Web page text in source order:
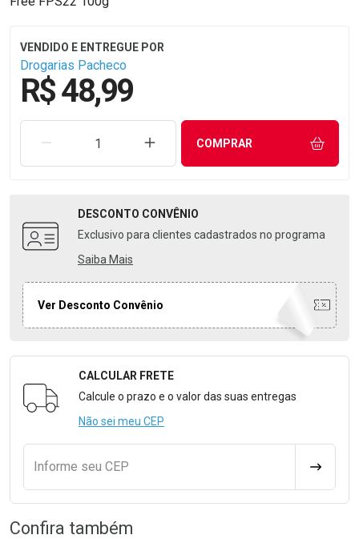
Drogarias Pacheco
R$ 48,99
REMOVER UMA UNIDADEAUMENTAR UMA UNIDADE
COMPRAR
DESCONTO CONVÊNIO
Exclusivo para clientes cadastrados no programa
Saiba Mais
Ver Desconto Convênio
Formulário para Calcular o Frete
CALCULAR FRETE
Calcule o prazo e o valor das suas entregas
Não sei meu CEP
Informe seu CEP
Confira também